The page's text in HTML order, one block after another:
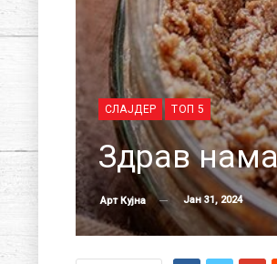
СЛАЈДЕР ТОП 5
Здрав
Арт Кујна Јан 31, 2024